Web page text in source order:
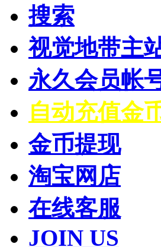
搜索
视觉地带主
永久会员帐
自动充值金
金币提现
淘宝网店
在线客服
JOIN US